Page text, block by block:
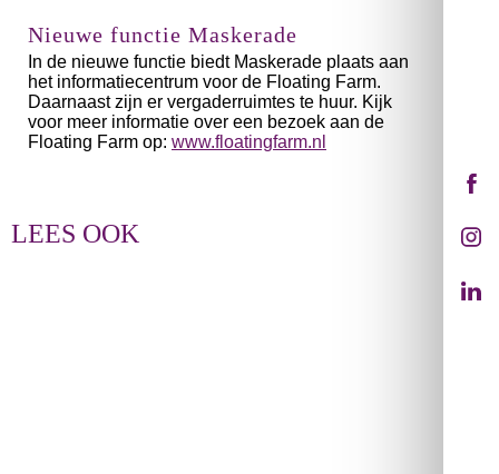
Nieuwe functie Maskerade
In de nieuwe functie biedt Maskerade plaats aan
het informatiecentrum voor de Floating Farm.
Daarnaast zijn er vergaderruimtes te huur. Kijk
voor meer informatie over een bezoek aan de
Floating Farm op: www.floatingfarm.nl
LEES OOK